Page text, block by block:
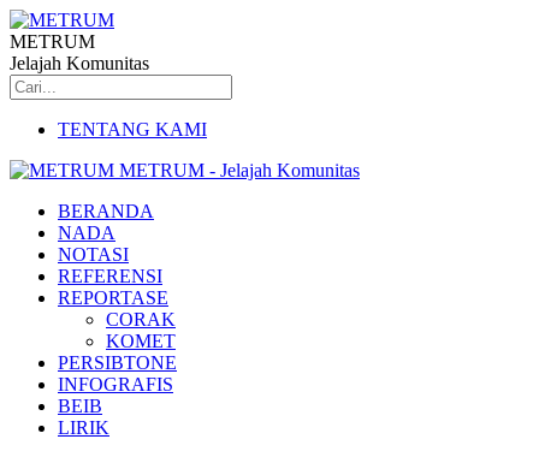
METRUM
Jelajah Komunitas
TENTANG KAMI
METRUM - Jelajah Komunitas
BERANDA
NADA
NOTASI
REFERENSI
REPORTASE
CORAK
KOMET
PERSIBTONE
INFOGRAFIS
BEIB
LIRIK